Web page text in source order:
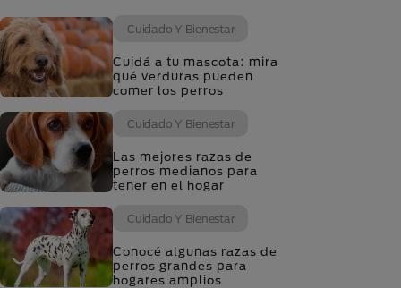
Cuidado Y Bienestar
Cuidá a tu mascota: mira
qué verduras pueden
comer los perros
Cuidado Y Bienestar
Las mejores razas de
perros medianos para
tener en el hogar
Cuidado Y Bienestar
Conocé algunas razas de
perros grandes para
hogares amplios